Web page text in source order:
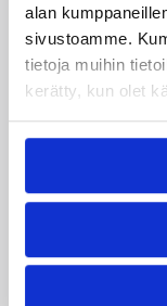
alan
sivustoamme.
tietoja muihin
kerätty, kun olet
Susijengin
ottelussa
sillä
maaotteluvoitto
Voitollaan
Tuomisen,
– Yksi aihe
kiitos kuuluu
kanssa olen
voittojen